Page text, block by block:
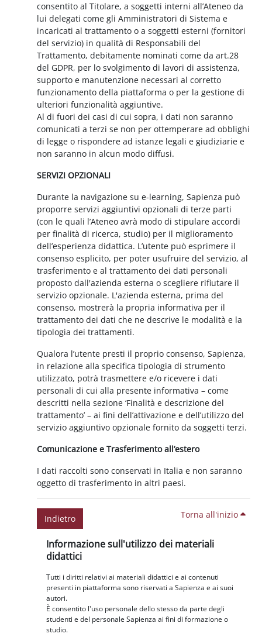
consentito al Titolare, a soggetti interni all’Ateneo da
lui delegati come gli Amministratori di Sistema e
incaricati al trattamento o a soggetti esterni (fornitori
del servizio) in qualità di Responsabili del
Trattamento, debitamente nominati come da art.28
del GDPR, per lo svolgimento di lavori di assistenza,
supporto e manutenzione necessari al corretto
funzionamento della piattaforma o per la gestione di
ulteriori funzionalità aggiuntive.
Al di fuori dei casi di cui sopra, i dati non saranno
comunicati a terzi se non per ottemperare ad obblighi
di legge o rispondere ad istanze legali e giudiziarie e
non saranno in alcun modo diffusi.
SERVIZI OPZIONALI
Durante la navigazione su e-learning, Sapienza può
proporre servizi aggiuntivi opzionali di terze parti
(con le quali l’Ateneo avrà modo di stipulare accordi
per finalità di ricerca, studio) per il miglioramento
dell’esperienza didattica. L’utente può esprimere il
consenso esplicito, per poter usufruire del servizio, al
trasferimento e al trattamento dei dati personali
proposto dall'azienda esterna o scegliere rifiutare il
servizio opzionale. L'azienda esterna, prima del
consenso, mostrerà la propria informativa per il
trattamento dei dati che ne descrive le modalità e la
tipologia dei trattamenti.
Qualora l’utente presti il proprio consenso, Sapienza,
in relazione alla specifica tipologia di strumento
utilizzato, potrà trasmettere e/o ricevere i dati
personali di cui alla presente informativa – come
descritti nella sezione ‘Finalità e descrizione del
trattamento’ – ai fini dell’attivazione e dell’utilizzo del
servizio aggiuntivo opzionale fornito da soggetti terzi.
Comunicazione e Trasferimento all’estero
I dati raccolti sono conservati in Italia e non saranno
oggetto di trasferimento in altri paesi.
Indietro Torna all'inizio
Blocchi
Informazione sull'utilizzo dei materiali
didattici
Tutti i diritti relativi ai materiali didattici e ai contenuti
presenti in piattaforma sono riservati a Sapienza e ai suoi
autori.
È consentito l'uso personale dello stesso da parte degli
studenti e del personale Sapienza ai fini di formazione o
studio.